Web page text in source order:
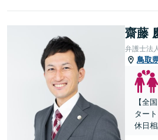
齋藤
弁護士法
鳥取
【全
ター
休日